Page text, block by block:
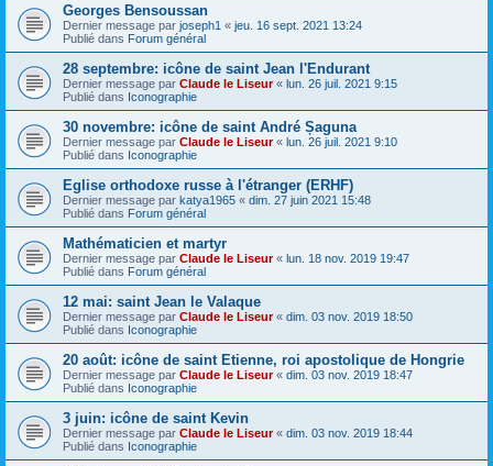
Georges Bensoussan
Dernier message par joseph1 « jeu. 16 sept. 2021 13:24
Publié dans Forum général
28 septembre: icône de saint Jean l'Endurant
Dernier message par Claude le Liseur« lun. 26 juil. 2021 9:15
Publié dans Iconographie
30 novembre: icône de saint André Șaguna
Dernier message par Claude le Liseur« lun. 26 juil. 2021 9:10
Publié dans Iconographie
Eglise orthodoxe russe à l'étranger (ERHF)
Dernier message par katya1965 « dim. 27 juin 2021 15:48
Publié dans Forum général
Mathématicien et martyr
Dernier message par Claude le Liseur« lun. 18 nov. 2019 19:47
Publié dans Forum général
12 mai: saint Jean le Valaque
Dernier message par Claude le Liseur« dim. 03 nov. 2019 18:50
Publié dans Iconographie
20 août: icône de saint Etienne, roi apostolique de Hongrie
Dernier message par Claude le Liseur« dim. 03 nov. 2019 18:47
Publié dans Iconographie
3 juin: icône de saint Kevin
Dernier message par Claude le Liseur« dim. 03 nov. 2019 18:44
Publié dans Iconographie